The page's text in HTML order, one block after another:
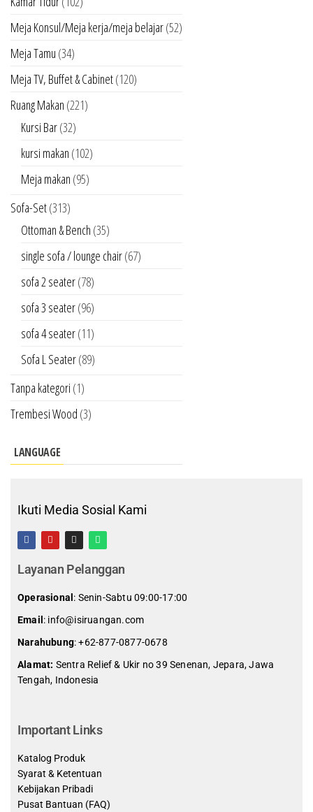
Meja Konsul/Meja kerja/meja belajar(52)
Meja Tamu (34)
Meja TV, Buffet & Cabinet(120)
Ruang Makan (221)
Kursi Bar(32)
kursi makan (102)
Meja makan (95)
Sofa-Set(313)
Ottoman & Bench (35)
single sofa / lounge chair(67)
sofa 2 seater(78)
sofa 3 seater(96)
sofa 4 seater(11)
Sofa L Seater(89)
Tanpa kategori (1)
Trembesi Wood (3)
LANGUAGE
Ikuti Media Sosial Kami
Layanan Pelanggan
Operasional : Senin-Sabtu 09:00-17:00
Email : info@isiruangan.com
Narahubung:+62-877-0877-0678
Alamat: Sentra Relief & Ukir no 39 Senenan, Jepara, Jawa
Tengah, Indonesia
Important Links
Katalog Produk
Syarat & Ketentuan
Kebijakan Pribadi
Pusat Bantuan (FAQ)